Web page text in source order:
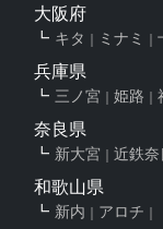
大阪府
キタ ミナミ
兵庫県
三ノ宮 姫路
奈良県
新大宮 近鉄
和歌山県
新内 アロチ